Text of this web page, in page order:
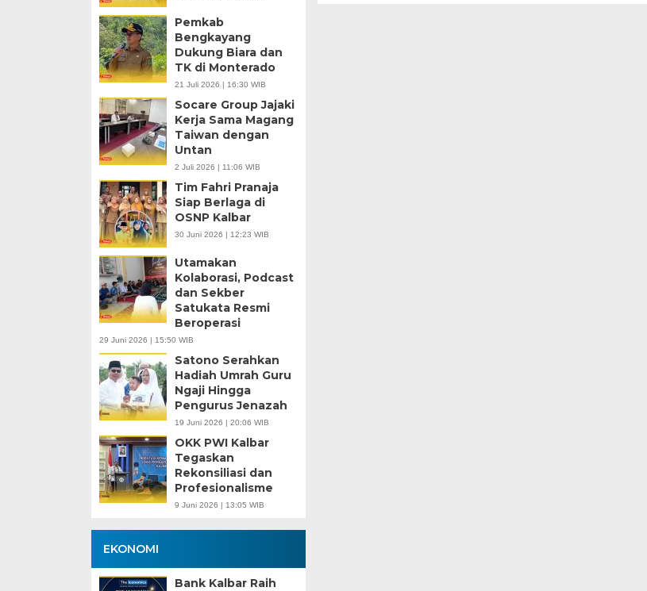
Pemkab
Bengkayang
Dukung Biara dan
TK di Monterado
21 Juli 2026 | 16:30 WIB
Socare Group Jajaki
Kerja Sama Magang
Taiwan dengan
Untan
2 Juli 2026 | 11:06 WIB
Tim Fahri Pranaja
Siap Berlaga di
OSNP Kalbar
30 Juni 2026 | 12:23 WIB
Utamakan
Kolaborasi, Podcast
dan Sekber
Satukata Resmi
Beroperasi
29 Juni 2026 | 15:50 WIB
Satono Serahkan
Hadiah Umrah Guru
Ngaji Hingga
Pengurus Jenazah
19 Juni 2026 | 20:06 WIB
OKK PWI Kalbar
Tegaskan
Rekonsiliasi dan
Profesionalisme
9 Juni 2026 | 13:05 WIB
EKONOMI
Bank Kalbar Raih